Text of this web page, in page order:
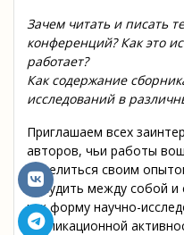
Зачем читать и писать
конференций? Как это
работает?
Как содержание
исследований в
Приглашаем всех
авторов, чьи работы
поделиться своим
обсудить между собой
как форму научно-
публикационной